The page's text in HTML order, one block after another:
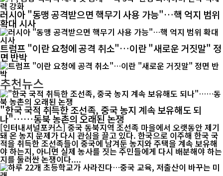
러시아 "동맹 공격받으면 핵무기 사용 가능"…핵 억지 범위
확대 시사
트럼프 "이란 요청에 공격 취소"…이란 "새로운 거짓말" 정
면 반박
추천뉴스
"한국 국적 취득한 조선족, 중국 농지 계속 보유해도 되
나"……동북 농촌의 오래된 논쟁
[인터내셔널포커스] 중국 동북지역 조선족 마을에서 오랫동안 제기
돼 온 농지 문제가 다시 관심을 끌고 있다. 한국으로 이주해 한국 국
적을 취득한 조선족들이 중국에 남겨둔 농지와 주택을 계속 보유해
야 하는지, 아니면 실제 농사를 짓는 주민들에게 다시 배분해야 하는
지를 둘러싼 논쟁이다....